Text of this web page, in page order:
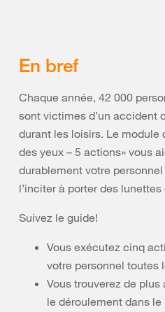
En bref
Chaque année, 42 000
sont victimes d’un accident
durant les loisirs. Le module
des yeux – 5 actions» vous
durablement votre
l’inciter à porter des
Suivez le guide!
Vous exécutez cinq
votre personnel toutes
Vous trouverez de
le déroulement dans le